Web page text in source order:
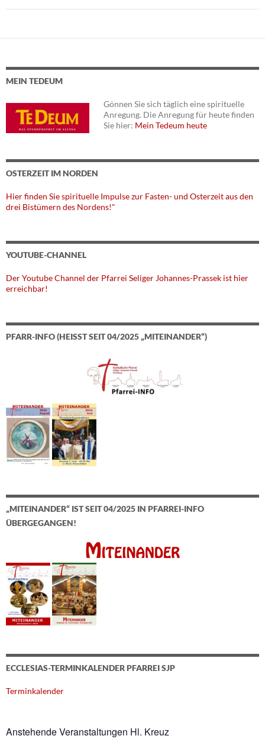
MEIN TEDEUM
Gönnen Sie sich täglich eine spirituelle
Anregung. Die Anregung für heute finden
Sie hier: Mein Tedeum heute
OSTERZEIT IM NORDEN
Hier finden Sie spirituelle Impulse zur Fasten- und Osterzeit aus den
drei Bistümern des Nordens!"
YOUTUBE-CHANNEL
Der Youtube Channel der Pfarrei Seliger Johannes-Prassek ist hier
erreichbar!
PFARR-INFO (HEISST SEIT 04/2025 „MITEINANDER“)
„MITEINANDER“ IST SEIT 04/2025 IN PFARREI-INFO
ÜBERGEGANGEN!
ECCLESIAS-TERMINKALENDER PFARREI SJP
Terminkalender
Anstehende Veranstaltungen Hl. Kreuz